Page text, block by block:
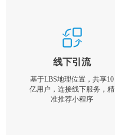
线下引流
基于LBS地理位置，共享10
亿用户，连接线下服务，精
准推荐小程序